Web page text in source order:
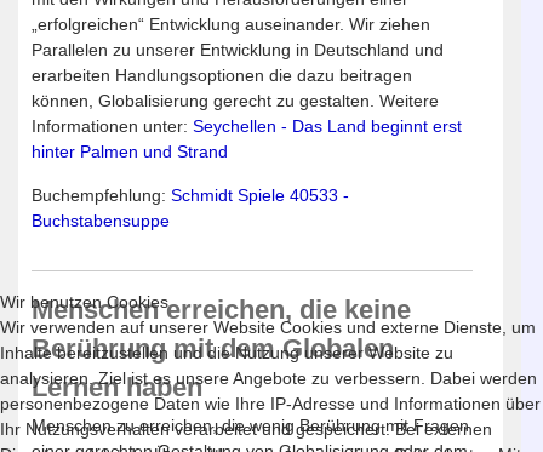
„erfolgreichen“ Entwicklung auseinander. Wir ziehen
Parallelen zu unserer Entwicklung in Deutschland und
erarbeiten Handlungsoptionen die dazu beitragen
können, Globalisierung gerecht zu gestalten. Weitere
Informationen unter: Seychellen - Das Land beginnt erst
hinter Palmen und Strand
Buchempfehlung: Schmidt Spiele 40533 -
Buchstabensuppe
Menschen erreichen, die keine
Berührung mit dem Globalen
Lernen haben
Menschen zu erreichen, die wenig Berührung mit Fragen
Wir benutzen Cookies
Wir verwenden auf unserer Website Cookies und externe Dienste, um
Inhalte bereitzustellen und die Nutzung unserer Website zu
analysieren. Ziel ist es unsere Angebote zu verbessern. Dabei werden
personenbezogene Daten wie Ihre IP-Adresse und Informationen über
Ihr Nutzungsverhalten verarbeitet und gespeichert. Bei externen